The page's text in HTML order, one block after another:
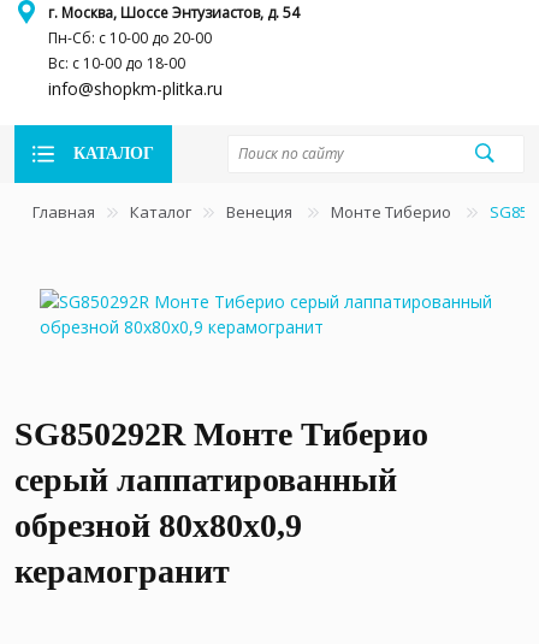
г. Москва, Шоссе Энтузиастов, д. 54
Пн-Сб: с 10-00 до 20-00
Вс: с 10-00 до 18-00
info@shopkm-plitka.ru
КАТАЛОГ
Главная Каталог Венеция Монте Тиберио
SG850292R Монте Тиберио
серый лаппатированный
обрезной 80x80x0,9
керамогранит